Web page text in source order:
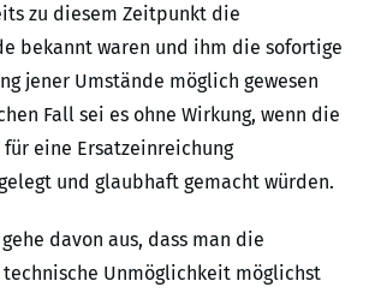
zu diesem Zeitpunkt die
bekannt waren und ihm die sofortige
jener Umstände möglich gewesen
Fall sei es ohne Wirkung, wenn die
für eine Ersatzeinreichung
und glaubhaft gemacht würden.
davon aus, dass man die
Unmöglichkeit möglichst